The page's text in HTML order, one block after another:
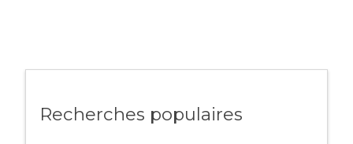
Recherches populaires